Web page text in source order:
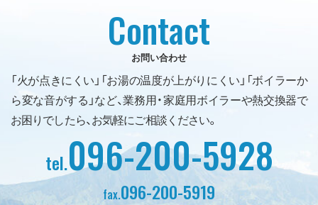
Contact
お問い合わせ
「火が点きにくい」「お湯の温度が上がりにくい」「ボイラーか
ら変な音がする」など、業務用・家庭用ボイラーや熱交換器で
お困りでしたら、お気軽にご相談ください。
tel.096-200-5928
fax.096-200-5919